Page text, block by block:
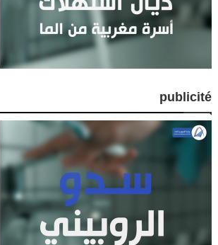
publicité